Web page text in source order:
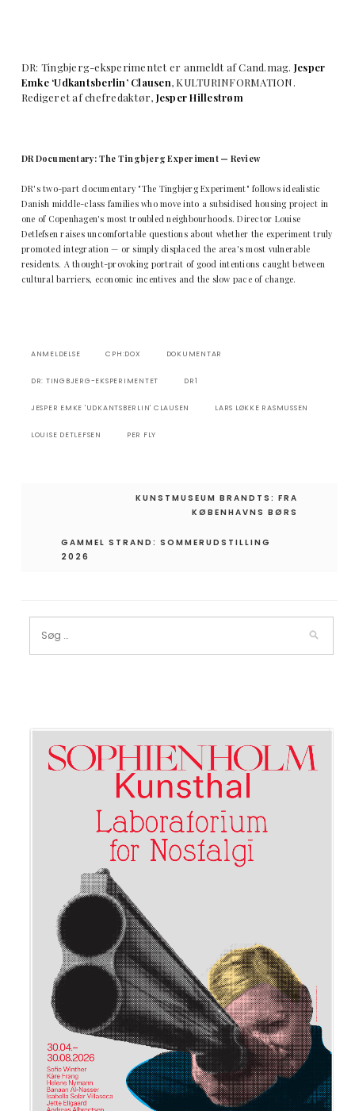
DR: Tingbjerg-eksperimentet er anmeldt af Cand.mag. Jesper
Emke ‘Udkantsberlin’ Clausen, KULTURINFORMATION.
Redigeret af chefredaktør, Jesper Hillestrøm
DR Documentary: The Tingbjerg Experiment — Review
DR's two-part documentary "The Tingbjerg Experiment" follows idealistic
Danish middle-class families who move into a subsidised housing project in
one of Copenhagen's most troubled neighbourhoods. Director Louise
Detlefsen raises uncomfortable questions about whether the experiment truly
promoted integration — or simply displaced the area's most vulnerable
residents. A thought-provoking portrait of good intentions caught between
cultural barriers, economic incentives and the slow pace of change.
ANMELDELSE CPH:DOX DOKUMENTAR
DR: TINGBJERG-EKSPERIMENTET DR1
JESPER EMKE 'UDKANTSBERLIN' CLAUSEN LARS LØKKE RASMUSSEN
LOUISE DETLEFSEN PER FLY
IndlægsnavigationKUNSTMUSEUM BRANDTS: FRA
KØBENHAVNS BØRS
GAMMEL STRAND: SOMMERUDSTILLING
2026